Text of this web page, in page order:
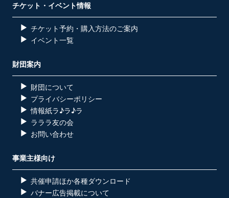
チケット・イベント情報
チケット予約・購入方法のご案内
イベント一覧
財団案内
財団について
プライバシーポリシー
情報紙ラ♪ラ♪ラ
ラララ友の会
お問い合わせ
事業主様向け
共催申請ほか各種ダウンロード
バナー広告掲載について